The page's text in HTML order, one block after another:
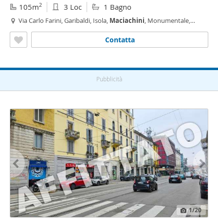
105m2 3 Loc 1 Bagno
Via Carlo Farini, Garibaldi, Isola, Maciachini, Monumentale,
Contatta
Pubblicità
1/20